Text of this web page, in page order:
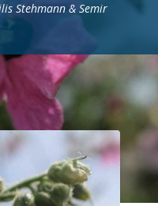
Stehmann & Semir
> Fleurs annuelles
>